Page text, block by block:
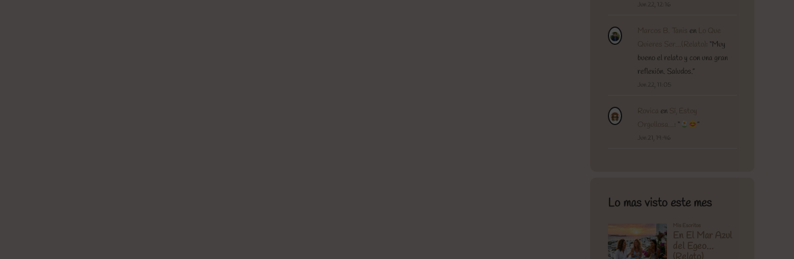
Jun 22, 12:16
Marcos B. Tanis en
Lo Que
Quieres Ser…(Relato) : “Muy
bueno el relato y con una gran
reflexión. Saludos.”
Jun 22, 11:05
Rovica en
Sí, Estoy
Orgullosa… : “ ”
Jun 21, 19:46
Lo mas visto este mes